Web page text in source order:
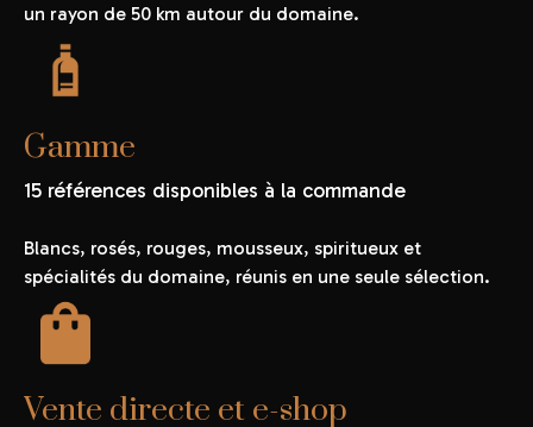
un rayon de 50 km autour du domaine.
Gamme
15 références disponibles à la commande
Blancs, rosés, rouges, mousseux, spiritueux et
spécialités du domaine, réunis en une seule sélection.
Vente directe et e-shop